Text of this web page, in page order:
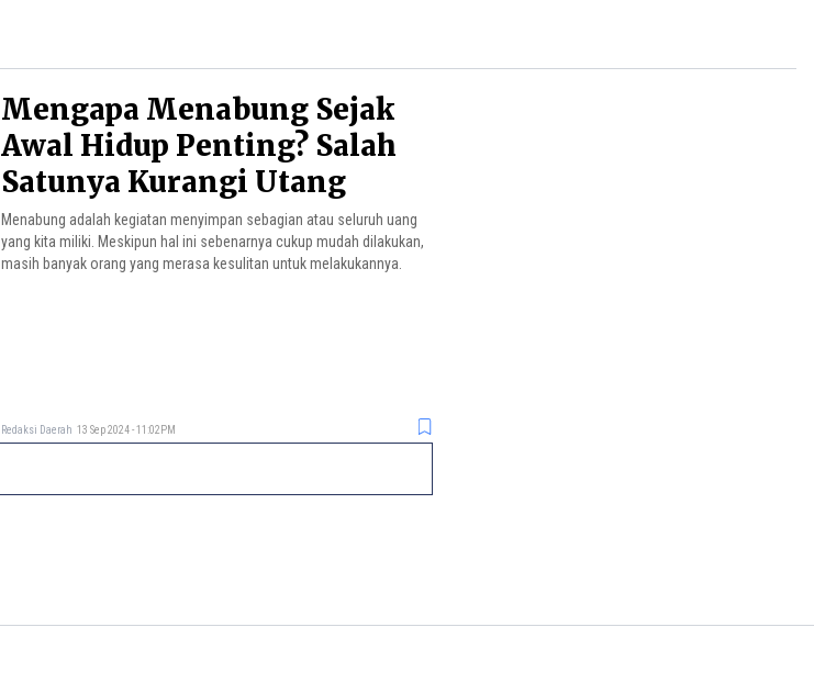
Mengapa Menabung Sejak
Awal Hidup Penting? Salah
Satunya Kurangi Utang
Menabung adalah kegiatan menyimpan sebagian atau seluruh uang
yang kita miliki. Meskipun hal ini sebenarnya cukup mudah dilakukan,
masih banyak orang yang merasa kesulitan untuk melakukannya.
Redaksi Daerah 13 Sep 2024 - 11:02PM